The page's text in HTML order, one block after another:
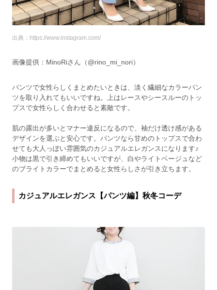
出典：https://www.instagram.com/
画像提供：MinoRiさん（@rino_mi_nori）
パンツで女性らしくまとめたいときは、淡く繊細なカラーパン
ツを取り入れてもいいですね。上はレースやシースルーのトッ
プスで女性らしく合わせると素敵です。
肌の露出が多いとマナー違反になるので、袖だけ透け感がある
デザインを選ぶと安心です。パンツなら甘めのトップスで合わ
せても大人っぽい雰囲気のカジュアルエレガンスになります♪
小物は黒で引き締めてもいいですが、白やライトベージュなど
のブライトカラーでまとめると女性らしさが引き立ちます。
カジュアルエレガンス【パンツ編】秋冬コーデ